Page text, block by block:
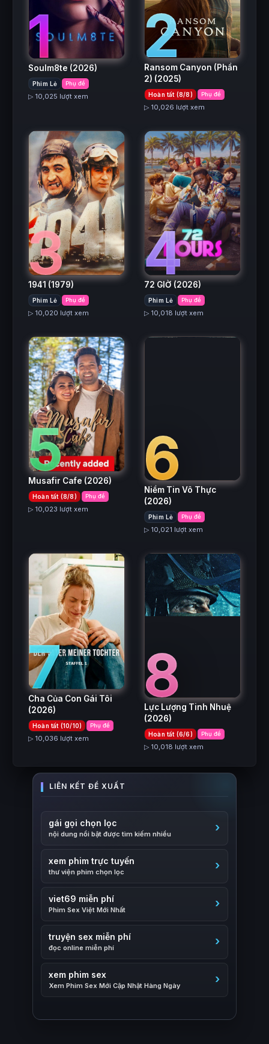
1
Soulm8te (2026)
Phim Lẻ Phụ đề
▷ 10,025 lượt xem
2
Ransom Canyon (Phần
2) (2025)
Hoàn tất (8/8) Phụ đề
▷ 10,026 lượt xem
3
1941 (1979)
Phim Lẻ Phụ đề
▷ 10,020 lượt xem
4
72 GIỜ (2026)
Phim Lẻ Phụ đề
▷ 10,018 lượt xem
5
Musafir Cafe (2026)
Hoàn tất (8/8) Phụ đề
▷ 10,023 lượt xem
6
Niềm Tin Vô Thực
(2026)
Phim Lẻ Phụ đề
▷ 10,021 lượt xem
7
Cha Của Con Gái Tôi
(2026)
Hoàn tất (10/10) Phụ đề
▷ 10,036 lượt xem
8
Lực Lượng Tinh Nhuệ
(2026)
Hoàn tất (6/6) Phụ đề
▷ 10,018 lượt xem
gái gọi chọn lọc
nội dung nổi bật được tìm kiếm nhiều
xem phim trực tuyến
thư viện phim chọn lọc
viet69 miễn phí
Phim Sex Việt Mới Nhất
truyện sex miễn phí
đọc online miễn phí
xem phim sex
Xem Phim Sex Mới Cập Nhật Hàng Ngày